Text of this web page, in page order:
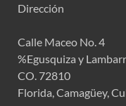
Dirección
Calle Maceo No. 4
%Egusquiza y
CO. 72810
Florida, Camagüey,